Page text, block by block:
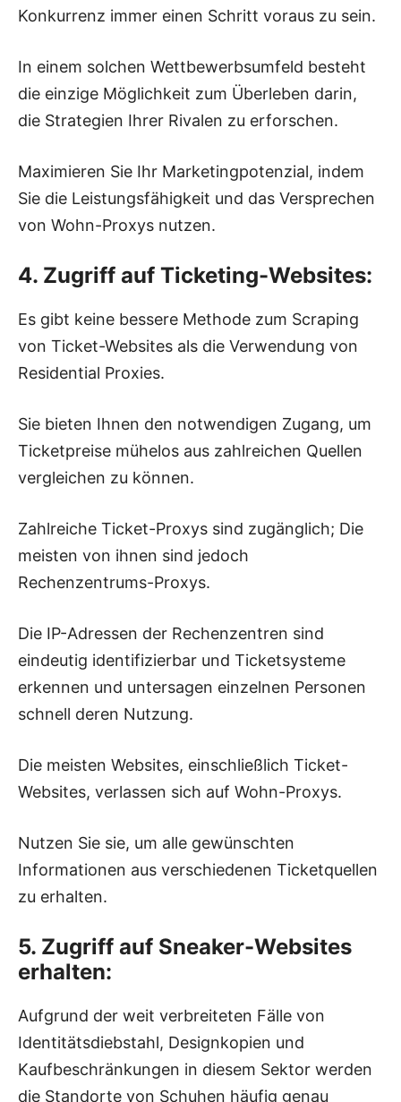
Konkurrenz immer einen Schritt voraus zu sein.
In einem solchen Wettbewerbsumfeld besteht
die einzige Möglichkeit zum Überleben darin,
die Strategien Ihrer Rivalen zu erforschen.
Maximieren Sie Ihr Marketingpotenzial, indem
Sie die Leistungsfähigkeit und das Versprechen
von Wohn-Proxys nutzen.
4. Zugriff auf Ticketing-Websites:
Es gibt keine bessere Methode zum Scraping
von Ticket-Websites als die Verwendung von
Residential Proxies.
Sie bieten Ihnen den notwendigen Zugang, um
Ticketpreise mühelos aus zahlreichen Quellen
vergleichen zu können.
Zahlreiche Ticket-Proxys sind zugänglich; Die
meisten von ihnen sind jedoch
Rechenzentrums-Proxys.
Die IP-Adressen der Rechenzentren sind
eindeutig identifizierbar und Ticketsysteme
erkennen und untersagen einzelnen Personen
schnell deren Nutzung.
Die meisten Websites, einschließlich Ticket-
Websites, verlassen sich auf Wohn-Proxys.
Nutzen Sie sie, um alle gewünschten
Informationen aus verschiedenen Ticketquellen
zu erhalten.
5. Zugriff auf Sneaker-Websites
erhalten:
Aufgrund der weit verbreiteten Fälle von
Identitätsdiebstahl, Designkopien und
Kaufbeschränkungen in diesem Sektor werden
die Standorte von Schuhen häufig genau